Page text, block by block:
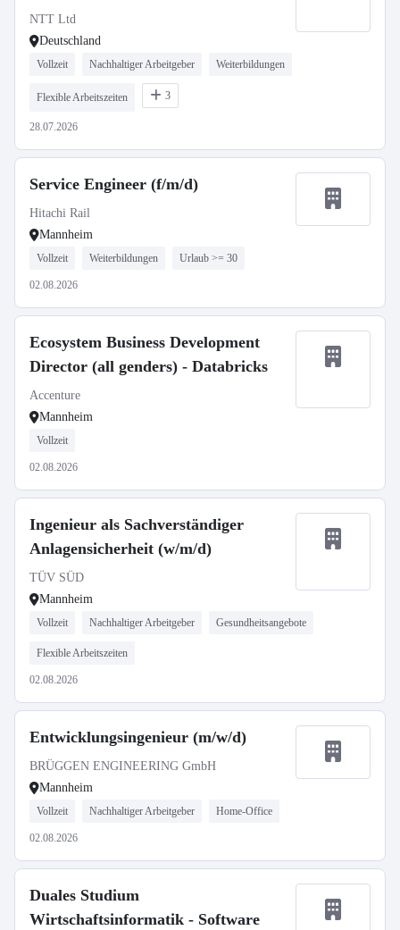
NTT Ltd
Deutschland
Vollzeit Nachhaltiger Arbeitgeber Weiterbildungen
Flexible Arbeitszeiten 3
28.07.2026
Service Engineer (f/m/d)
Hitachi Rail
Mannheim
Vollzeit Weiterbildungen Urlaub >= 30
02.08.2026
Ecosystem Business Development
Director (all genders) - Databricks
Accenture
Mannheim
Vollzeit
02.08.2026
Ingenieur als Sachverständiger
Anlagensicherheit (w/m/d)
TÜV SÜD
Mannheim
Vollzeit Nachhaltiger Arbeitgeber Gesundheitsangebote
Flexible Arbeitszeiten
02.08.2026
Entwicklungsingenieur (m/w/d)
BRÜGGEN ENGINEERING GmbH
Mannheim
Vollzeit Nachhaltiger Arbeitgeber Home-Office
02.08.2026
Duales Studium
Wirtschaftsinformatik - Software